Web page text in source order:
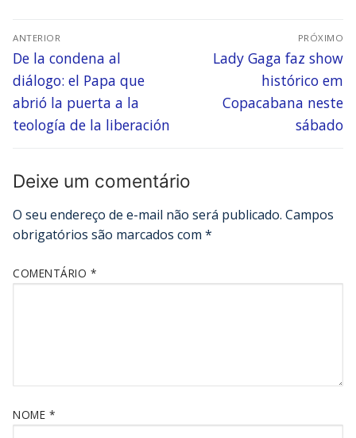
ANTERIOR
De la condena al
diálogo: el Papa que
abrió la puerta a la
teología de la liberación
PRÓXIMO
Lady Gaga faz show
histórico em
Copacabana neste
sábado
Deixe um comentário
O seu endereço de e-mail não será publicado. Campos
obrigatórios são marcados com *
COMENTÁRIO *
NOME *